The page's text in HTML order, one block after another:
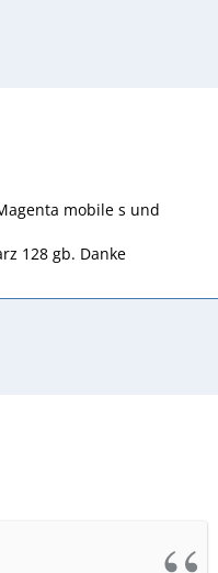
mobile s und
128 gb. Danke